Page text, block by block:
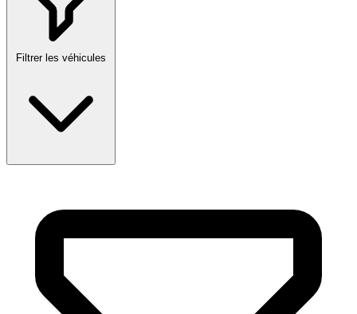
Filtrer les véhicules